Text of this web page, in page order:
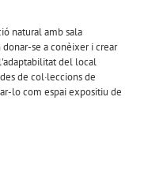
natural amb sala
se a conèixer i crear
del local
de col·leccions de
lo com espai expositiu de